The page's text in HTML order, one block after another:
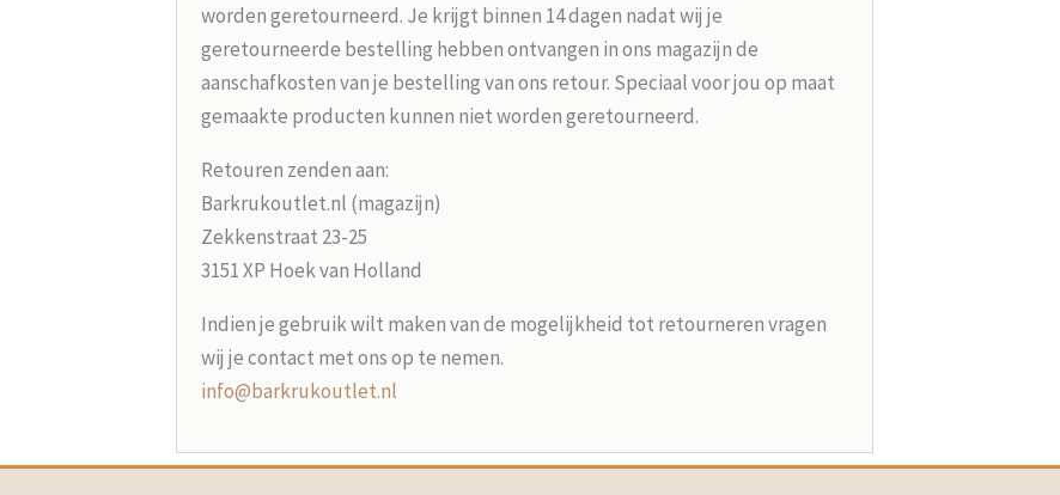
worden geretourneerd. Je krijgt binnen 14 dagen nadat wij je
geretourneerde bestelling hebben ontvangen in ons magazijn de
aanschafkosten van je bestelling van ons retour. Speciaal voor jou op maat
gemaakte producten kunnen niet worden geretourneerd.
Retouren zenden aan:
Barkrukoutlet.nl (magazijn)
Zekkenstraat 23-25
3151 XP Hoek van Holland
Indien je gebruik wilt maken van de mogelijkheid tot retourneren vragen
wij je contact met ons op te nemen.
info@barkrukoutlet.nl